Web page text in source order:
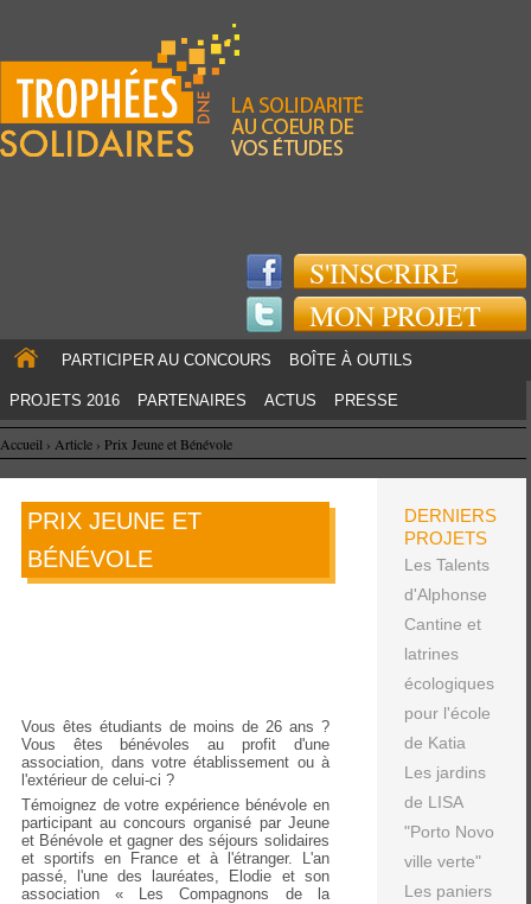
S'INSCRIRE
MON PROJET
PARTICIPER AU CONCOURS BOÎTE À OUTILS
PROJETS 2016 PARTENAIRES ACTUS PRESSE
Accueil › Article › Prix Jeune et Bénévole
PRIX JEUNE ET
BÉNÉVOLE
Vous êtes étudiants de moins de 26 ans ?
Vous êtes bénévoles au profit d'une
association, dans votre établissement ou à
l'extérieur de celui-ci ?
Témoignez de votre expérience bénévole en
participant au concours organisé par Jeune
et Bénévole et gagner des séjours solidaires
et sportifs en France et à l'étranger. L'an
passé, l'une des lauréates, Elodie et son
association « Les Compagnons de la
DERNIERS
PROJETS
Les Talents
d'Alphonse
Cantine et
latrines
écologiques
pour l'école
de Katia
Les jardins
de LISA
"Porto Novo
ville verte"
Les paniers